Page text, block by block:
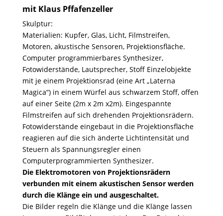
mit Klaus Pffafenzeller
Skulptur:
Materialien: Kupfer, Glas, Licht, Filmstreifen,
Motoren, akustische Sensoren, Projektionsfläche.
Computer programmierbares Synthesizer,
Fotowiderstände, Lautsprecher, Stoff Einzelobjekte
mit je einem Projektionsrad (eine Art „Laterna
Magica“) in einem Würfel aus schwarzem Stoff, offen
auf einer Seite (2m x 2m x2m). Eingespannte
Filmstreifen auf sich drehenden Projektionsrädern.
Fotowiderstände eingebaut in die Projektionsfläche
reagieren auf die sich änderte Lichtintensität und
Steuern als Spannungsregler einen
Computerprogrammierten Synthesizer.
Die Elektromotoren von Projektionsrädern
verbunden mit einem akustischen Sensor werden
durch die Klänge ein und ausgeschaltet.
Die Bilder regeln die Klänge und die Klänge lassen